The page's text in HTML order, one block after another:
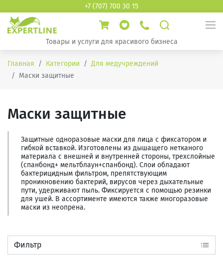
+7 (707) 700 30 15
Товары и услуги для красивого бизнеса
Главная Категории
Для медучреждений
Маски защитные
Маски защитные
Защитные одноразовые маски для лица с фиксатором и
гибкой вставкой. Изготовлены из дышащего нетканого
материала с внешней и внутренней стороны, трехслойные
(спанбонд+ мельтблаун+спанбонд). Слои обладают
бактерицидным фильтром, препятствующим
проникновению бактерий, вирусов через дыхательные
пути, удерживают пыль. Фиксируется с помощью резинки
для ушей. В ассортименте имеются также многоразовые
маски из неопрена.
Фильтр